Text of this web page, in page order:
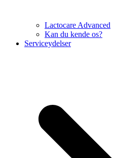
Lactocare Advanced
Kan du kende os?
Serviceydelser